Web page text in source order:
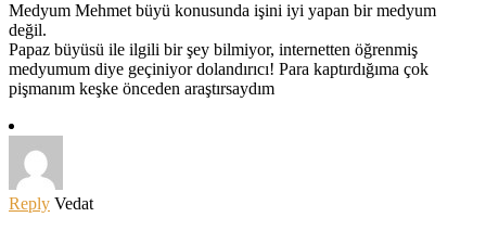
Medyum Mehmet büyü konusunda işini iyi yapan bir medyum
değil.
Papaz büyüsü ile ilgili bir şey bilmiyor, internetten öğrenmiş
medyumum diye geçiniyor dolandırıcı! Para kaptırdığıma çok
pişmanım keşke önceden araştırsaydım
Reply Vedat